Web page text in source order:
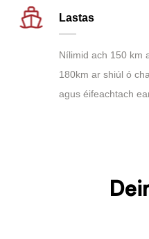
Lastas
Nílimid ach 150 km
180km ar shiúl ó
agus éifeachtach